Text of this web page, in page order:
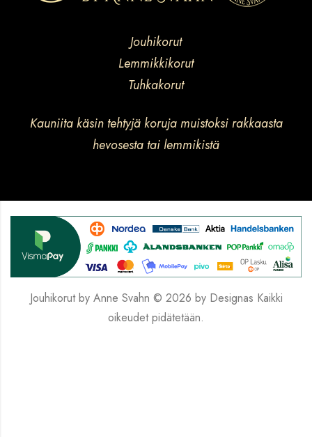
Jouhikorut
Lemmikkikorut
Tuhkakorut
Kauniita käsin tehtyjä koruja muistoksi rakkaasta
hevosesta tai lemmikistä
Jouhikorut by Anne Svahn © 2026 by Designas Kaikki
oikeudet pidätetään.